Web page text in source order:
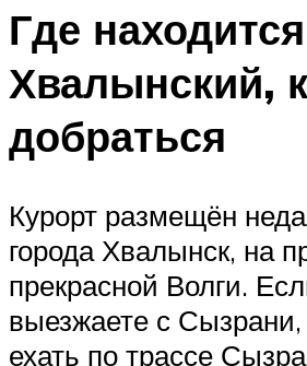
Где находится
Хвалынский,
добраться
Курорт размещён
города Хвалынск, на
прекрасной Волги.
выезжаете с Сызрани,
ехать по трассе